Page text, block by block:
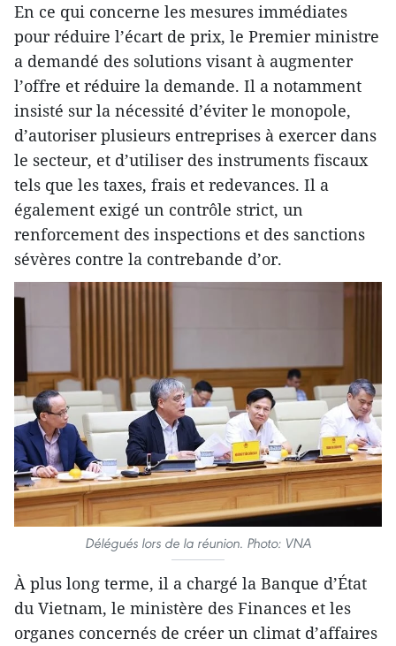
En ce qui concerne les mesures immédiates
pour réduire l’écart de prix, le Premier ministre
a demandé des solutions visant à augmenter
l’offre et réduire la demande. Il a notamment
insisté sur la nécessité d’éviter le monopole,
d’autoriser plusieurs entreprises à exercer dans
le secteur, et d’utiliser des instruments fiscaux
tels que les taxes, frais et redevances. Il a
également exigé un contrôle strict, un
renforcement des inspections et des sanctions
sévères contre la contrebande d’or.
Délégués lors de la réunion. Photo: VNA
À plus long terme, il a chargé la Banque d’État
du Vietnam, le ministère des Finances et les
organes concernés de créer un climat d’affaires